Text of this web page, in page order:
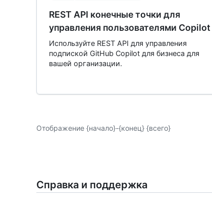
REST API конечные точки для
управления пользователями Copilot
Используйте REST API для управления
подпиской GitHub Copilot для бизнеса для
вашей организации.
Отображение {начало}-{конец} {всего}
Справка и поддержка